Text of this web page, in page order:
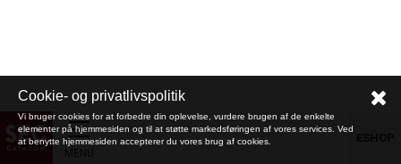
Cookie- og privatlivspolitik
Vi bruger cookies for at forbedre din oplevelse, vurdere brugen af de enkelte
elementer på hjemmesiden og til at støtte markedsføringen af vores services. Ved
at benytte hjemmesiden accepterer du vores brug af cookies.